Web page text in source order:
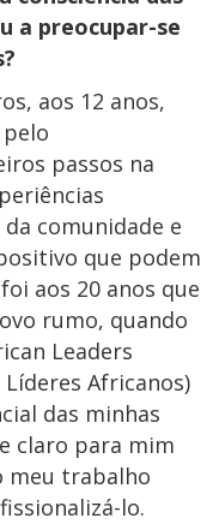
a preocupar-se
aos 12 anos,
passos na
comunidade e
que podem
aos 20 anos que
rumo, quando
Leaders
Africanos)
das minhas
claro para mim
meu trabalho
lo.